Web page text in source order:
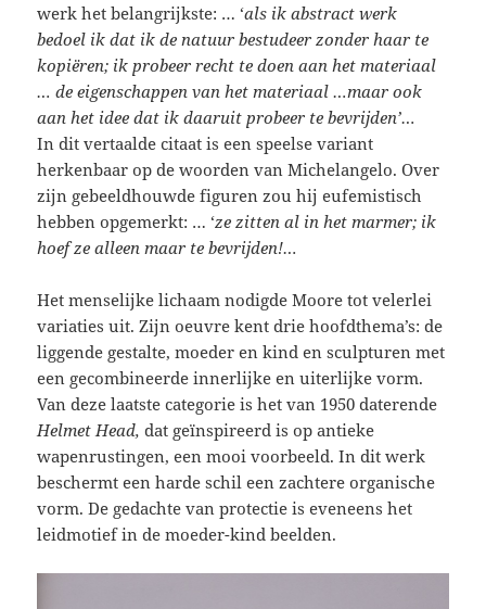
werk het belangrijkste: … ‘als ik abstract werk
bedoel ik dat ik de natuur bestudeer zonder haar te
kopiëren; ik probeer recht te doen aan het materiaal
… de eigenschappen van het materiaal …maar ook
aan het idee dat ik daaruit probeer te bevrijden’…
In dit vertaalde citaat is een speelse variant
herkenbaar op de woorden van Michelangelo. Over
zijn gebeeldhouwde figuren zou hij eufemistisch
hebben opgemerkt: … ‘ze zitten al in het marmer; ik
hoef ze alleen maar te bevrijden!…
Het menselijke lichaam nodigde Moore tot velerlei
variaties uit. Zijn oeuvre kent drie hoofdthema’s: de
liggende gestalte, moeder en kind en sculpturen met
een gecombineerde innerlijke en uiterlijke vorm.
Van deze laatste categorie is het van 1950 daterende
Helmet Head,dat geïnspireerd is op antieke
wapenrustingen, een mooi voorbeeld. In dit werk
beschermt een harde schil een zachtere organische
vorm. De gedachte van protectie is eveneens het
leidmotief in de moeder-kind beelden.